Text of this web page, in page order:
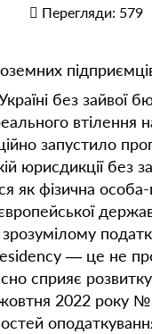
Перегляди: 579
без зайвої
запустило
юрисдикції
як фізична
європейської
— це не
сприяє
2022 року